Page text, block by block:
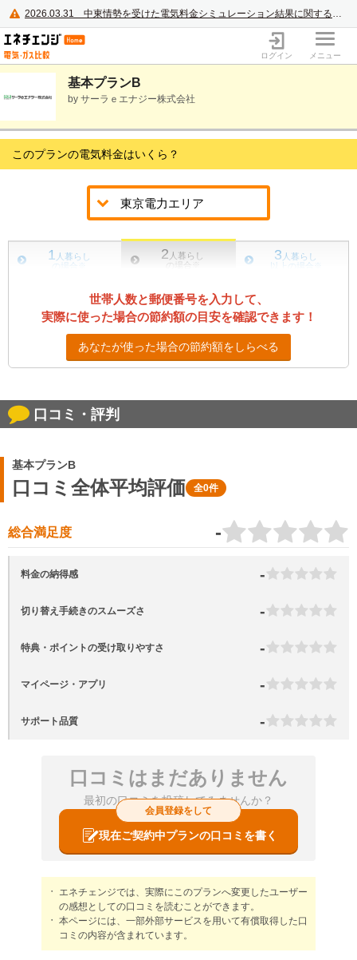
2026.03.31 中東情勢を受けた電気料金シミュレーション結果に関するご案内
電力・ガス比較サイト エネチェンジ
ログイン メニュー
基本プランB
by サーラｅエナジー株式会社
このプランの電気料金はいくら？
1 人暮らし
の場合
2 人暮らし
の場合
※
3 人暮らし
以上の場合
世帯人数と郵便番号を入力して、
実際に使った場合の節約額の目安を確認できます！
あなたが使った場合の節約額をしらべる
口コミ・評判
基本プランB
口コミ全体平均評価 全0件
総合満足度 -
料金の納得感 -
切り替え手続きのスムーズさ -
特典・ポイントの受け取りやすさ -
マイページ・アプリ -
サポート品質 -
口コミはまだありません
最初の口コミを投稿してみませんか？
会員登録をして
現在ご契約中プランの口コミを書く
エネチェンジでは、実際にこのプランへ変更したユーザー
の感想としての口コミを読むことができます。
本ページには、一部外部サービスを用いて有償取得した口
コミの内容が含まれています。